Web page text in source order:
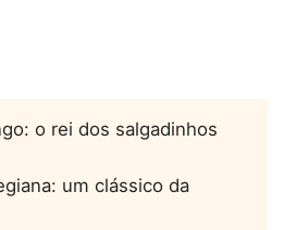
o rei dos salgadinhos
um clássico da